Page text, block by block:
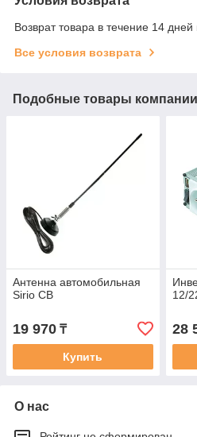
Возврат товара в течение 14 дней
Все условия возврата
Подобные товары компании
Антенна автомобильная
Sirio CB
19 970 ₸
Купить
12/
28
О нас